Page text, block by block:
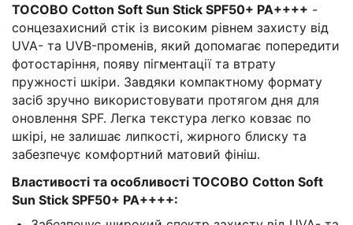
TOCOBO Cotton Soft Sun Stick SPF50+ PA++++ -
сонцезахисний стік із високим рівнем захисту від
UVA- та UVB-променів, який допомагає попередити
фотостаріння, появу пігментації та втрату
пружності шкіри. Завдяки компактному формату
засіб зручно використовувати протягом дня для
оновлення SPF. Легка текстура легко ковзає по
шкірі, не залишає липкості, жирного блиску та
забезпечує комфортний матовий фініш.
Властивості та особливості TOCOBO Cotton Soft
Sun Stick SPF50+ PA++++: